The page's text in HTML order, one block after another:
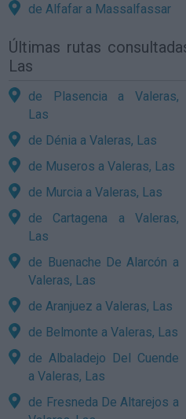
de Alfafar a Massalfassar
Últimas rutas
Las
de Plasencia a Valeras,
Las
de Dénia a Valeras, Las
de Museros a Valeras, Las
de Murcia a Valeras, Las
de Cartagena a Valeras,
Las
de Buenache De Alarcón a
Valeras, Las
de Aranjuez a Valeras, Las
de Belmonte a Valeras, Las
de Albaladejo Del Cuende
a Valeras, Las
de Fresneda De Altarejos a